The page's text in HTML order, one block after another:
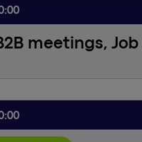
meetings,